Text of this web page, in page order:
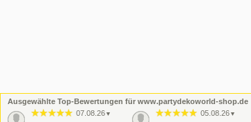
Ausgewählte Top-Bewertungen für www.partydekoworld-shop.de
07.08.26 ▼ 05.08.26 ▼